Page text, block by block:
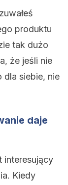
produktu
tak dużo
że ​​jeśli nie
dla siebie, nie
daje
interesujący
Kiedy